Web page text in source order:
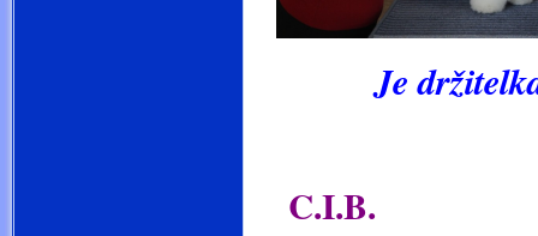
Je držitelka
C.I.B.